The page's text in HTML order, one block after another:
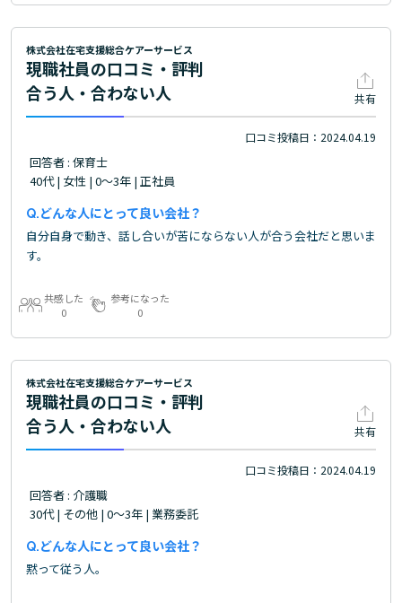
株式会社在宅支援総合ケアーサービス
現職社員の口コミ・評判
合う人・合わない人
共有
口コミ投稿日：2024.04.19
回答者 : 保育士
40代 | 女性 | 0～3年 | 正社員
どんな人にとって良い会社？
自分自身で動き、話し合いが苦にならない人が合う会社だと思いま
す。
共感した
0
参考になった
0
株式会社在宅支援総合ケアーサービス
現職社員の口コミ・評判
合う人・合わない人
共有
口コミ投稿日：2024.04.19
回答者 : 介護職
30代 | その他 | 0～3年 | 業務委託
どんな人にとって良い会社？
黙って従う人。